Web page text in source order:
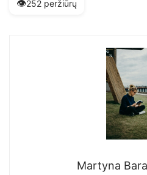
👁️252 peržiūrų
Martyna